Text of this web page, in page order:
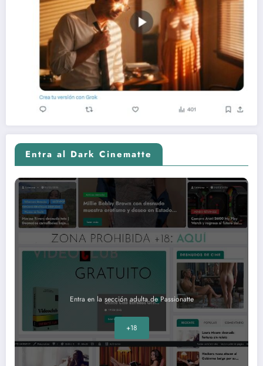
Entra al Dark Cinematte
Entra en la sección adulta de Passionatte
+18